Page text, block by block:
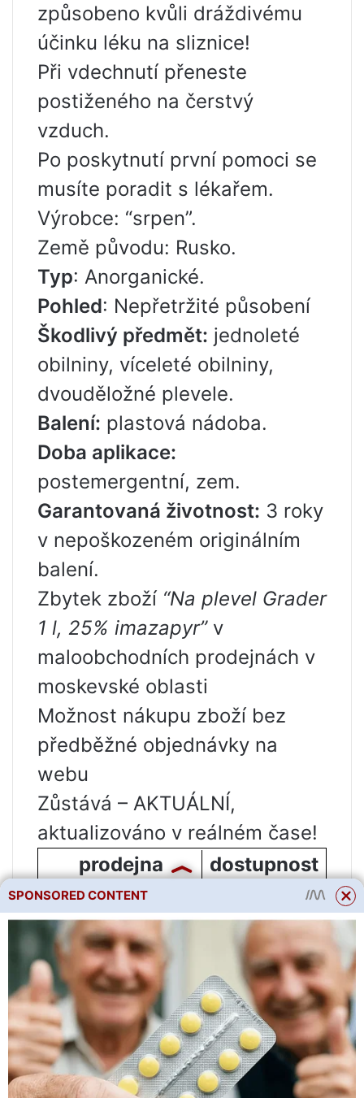
způsobeno kvůli dráždivému
účinku léku na sliznice!
Při vdechnutí přeneste
postiženého na čerstvý
vzduch.
Po poskytnutí první pomoci se
musíte poradit s lékařem.
Výrobce: “srpen”.
Země původu: Rusko.
Typ: Anorganické.
Pohled: Nepřetržité působení
Škodlivý předmět: jednoleté
obilniny, víceleté obilniny,
dvouděložné plevele.
Balení: plastová nádoba.
Doba aplikace:
postemergentní, zem.
Garantovaná životnost: 3 roky
v nepoškozeném originálním
balení.
Zbytek zboží “Na plevel Grader
1 l, 25% imazapyr”v
maloobchodních prodejnách v
moskevské oblasti
Možnost nákupu zboží bez
předběžné objednávky na
webu
Zůstává – AKTUÁLNÍ,
aktualizováno v reálném čase!
prodejna
dostupnost
Perovo
Rokossovský
bulvár
na
objednávku
Zanechte recenzi o produktu
Žádné recenze produktu
SPONSORED CONTENT